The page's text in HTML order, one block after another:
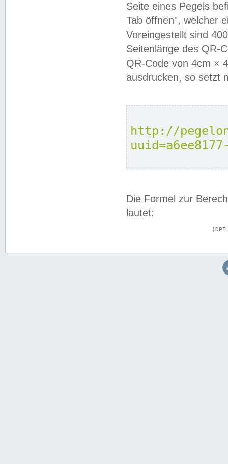
Seite eines Pegels
Tab öffnen", welcher
Voreingestellt sind
Seitenlänge des QR-
QR-Code von 4cm ×
ausdrucken, so setzt
http://
Die Formel zur
lautet: